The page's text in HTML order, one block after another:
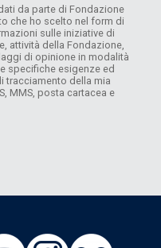
da parte di Fondazione
che ho scelto nel form di
sulle iniziative di
attività della Fondazione,
di opinione in modalità
specifiche esigenze ed
tracciamento della mia
MMS, posta cartacea e